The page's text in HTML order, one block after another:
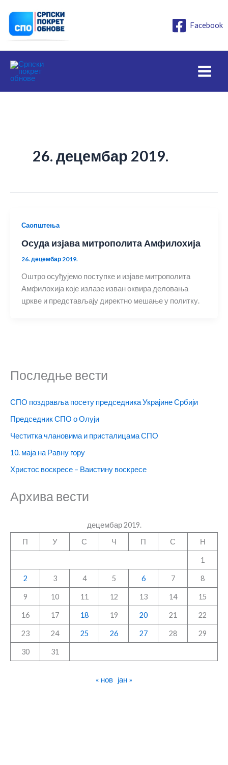
садржај
Facebook
26. децембар 2019.
Саопштења
Осуда изјава митрополита Амфилохија
26. децембар 2019.
Оштро осуђујемо поступке и изјаве митрополита
Амфилохија које излазе изван оквира деловања
цркве и представљају директно мешање у политку.
Последње вести
СПО поздравља посету председника Украјине Србији
Председник СПО о Олуји
Честитка члановима и присталицама СПО
10. маја на Равну гору
Христос воскресе – Ваистину воскресе
Архива вести
децембар 2019.
П
У С Ч П С Н
1
2 3 4 5 6 7 8
9 10 11 12 13 14 15
16 17 18 19 20 21 22
23 24 25 26 27 28 29
30 31
« нов јан »